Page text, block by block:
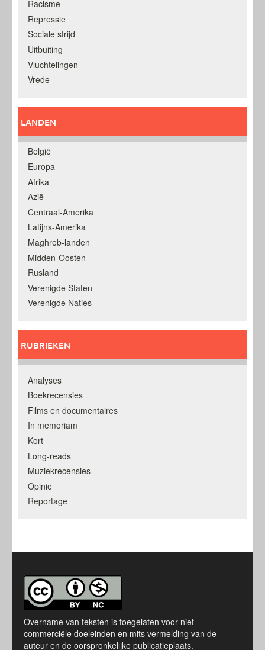
Racisme
Repressie
Sociale strijd
Uitbuiting
Vluchtelingen
Vrede
LANDEN
België
Europa
Afrika
Azië
Centraal-Amerika
Latijns-Amerika
Maghreb-landen
Midden-Oosten
Rusland
Verenigde Staten
Verenigde Naties
RUBRIEKEN
Analyses
Boekrecensies
Films en documentaires
In memoriam
Kort
Long-reads
Muziekrecensies
Opinie
Reportage
Overname van teksten is toegelaten voor niet
commerciële doeleinden en mits vermelding van de
auteur en de oorspronkelijke publicatieplaats.